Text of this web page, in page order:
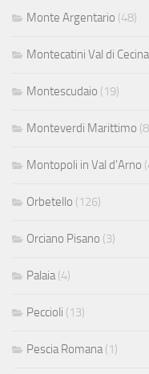
Monte Argentario (48)
Montecatini Val di Cecina
Montescudaio (19)
Monteverdi Marittimo
Montopoli in Val d'Arno
Orbetello (126)
Orciano Pisano (3)
Palaia (4)
Peccioli (13)
Pescia Romana (1)